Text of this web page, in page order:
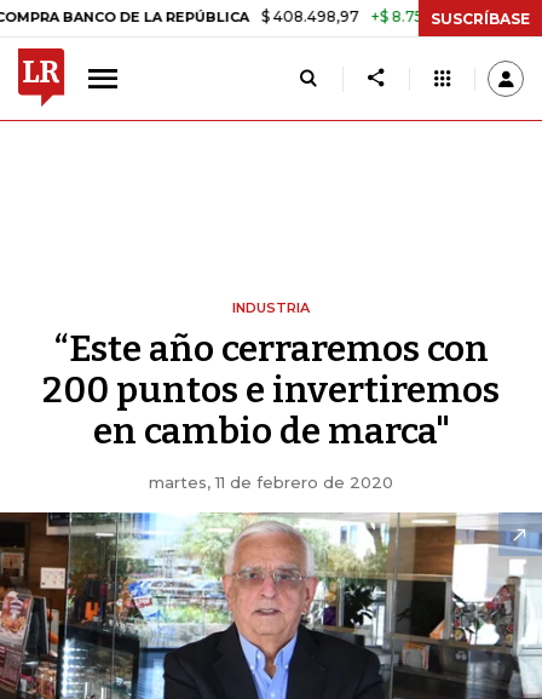
DE LA REPÚBLICA $ 408.498,97 +$ 8.753,81 +2,19% TASA DE
SUSCRÍBASE
INDUSTRIA
“Este año cerraremos con
200 puntos e invertiremos
en cambio de marca"
martes, 11 de febrero de 2020